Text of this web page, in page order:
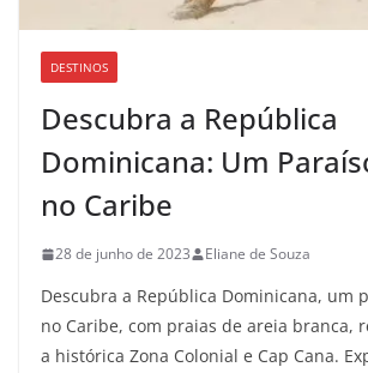
DESTINOS
Descubra a República
Dominicana: Um
no Caribe
28 de junho de 2023 Eliane de Souza
Descubra a República Dominicana, um
no Caribe, com praias de areia branca,
a histórica Zona Colonial e Cap Cana.